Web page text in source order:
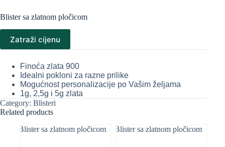
Blister sa zlatnom pločicom
Zatraži cijenu
Finoća zlata 900
Idealni pokloni za razne prilike
Mogućnost personalizacije po Vašim željama
1g, 2,5g i 5g zlata
Category: Blisteri
Related products